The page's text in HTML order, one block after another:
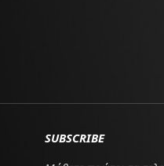
SUBSCRIBE